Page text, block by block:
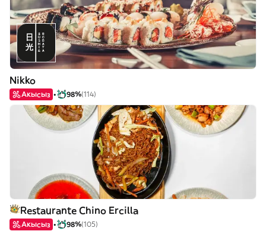
Nikko
Акысыз 98%(114)
Restaurante Chino Ercilla
Акысыз 98%(105)